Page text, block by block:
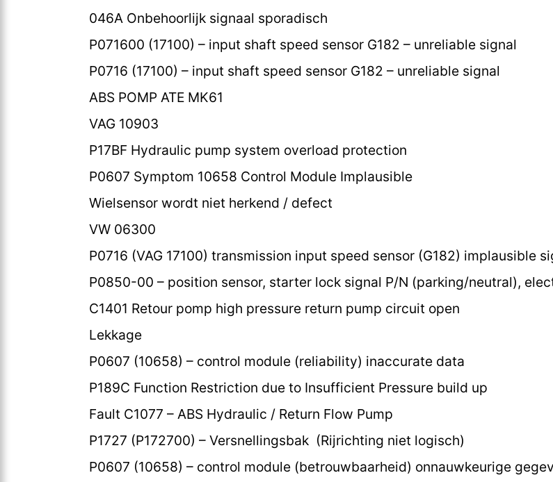
046A Onbehoorlijk signaal sporadisch
P071600 (17100) – input shaft speed sensor G182 – unreliable signal
P0716 (17100) – input shaft speed sensor G182 – unreliable signal
ABS POMP ATE MK61
VAG 10903
P17BF Hydraulic pump system overload protection
P0607 Symptom 10658 Control Module Implausible
Wielsensor wordt niet herkend / defect
VW 06300
P0716 (VAG 17100) transmission input speed sensor (G182) implausible
P0850-00 – position sensor, starter lock signal P/N (parking/neutral),
C1401 Retour pomp high pressure return pump circuit open
Lekkage
P0607 (10658) – control module (reliability) inaccurate data
P189C Function Restriction due to Insufficient Pressure build up
Fault C1077 – ABS Hydraulic / Return Flow Pump
P1727 (P172700) – Versnellingsbak (Rijrichting niet logisch)
P0607 (10658) – control module (betrouwbaarheid) onnauwkeurige